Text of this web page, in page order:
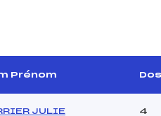
Prénom Dos
JULIE 4